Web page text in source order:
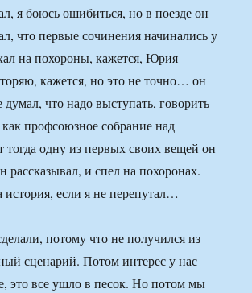
я боюсь ошибиться, но в поезде он
что первые сочинения начинались у
на похороны, кажется, Юрия
кажется, но это не точно… он
думал, что надо выступать, говорить
профсоюзное собрание над
одну из первых своих вещей он
рассказывал, и спел на похоронах.
история, если я не перепутал…
потому что не получился из
сценарий. Потом интерес у нас
это все ушло в песок. Но потом мы